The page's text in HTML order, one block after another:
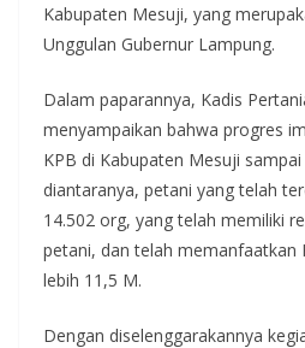
Kabupaten Mesuji, yang
Unggulan Gubernur Lampung.
Dalam paparannya, Kadis
menyampaikan bahwa progres
KPB di Kabupaten Mesuji
diantaranya, petani yang telah
14.502 org, yang telah memiliki
petani, dan telah memanfaatkan
lebih 11,5 M.
Dengan diselenggarakannya